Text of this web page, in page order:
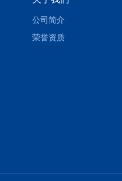
公司简介
荣誉资质